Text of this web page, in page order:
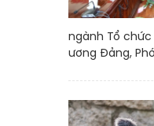
ngành Tổ
ương Đảng,